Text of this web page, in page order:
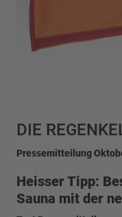
DIE
Pressemitteilung
Heisser Tipp:
Sauna mit der